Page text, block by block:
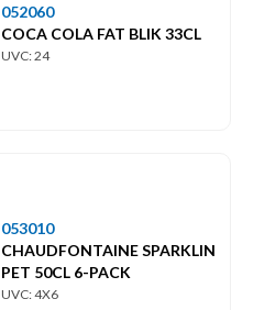
052060
COCA COLA FAT BLIK 33CL
UVC: 24
053010
CHAUDFONTAINE SPARKLIN
PET 50CL 6-PACK
UVC: 4X6